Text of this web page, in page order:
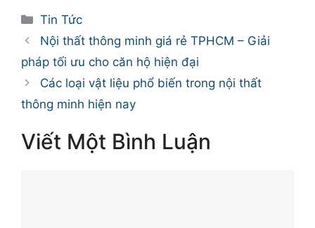
Danh
mục
Tin Tức
Nội thất thông minh giá rẻ TPHCM – Giải
pháp tối ưu cho căn hộ hiện đại
Các loại vật liệu phổ biến trong nội thất
thông minh hiện nay
Viết Một Bình Luận